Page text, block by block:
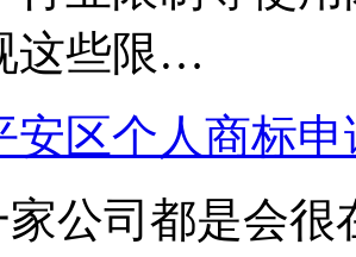
这些限…
安区个人商标
公司都是会很